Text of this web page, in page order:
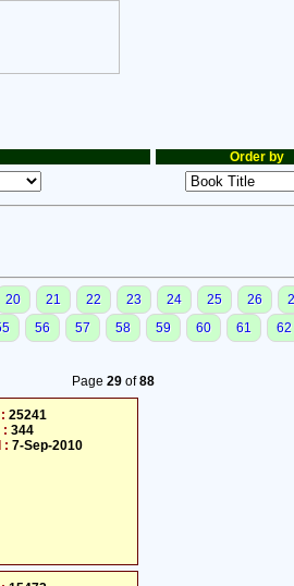
Order by
20 21 22 23 24 25 26
56 57 58 59 60 61 62
Page 29of88
25241
: 344
: 7-Sep-2010